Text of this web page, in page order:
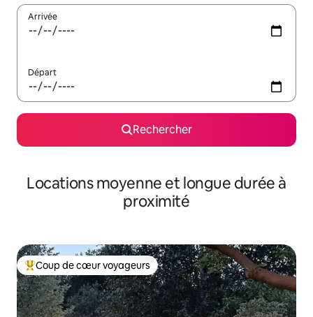
Arrivée
Départ
Rechercher
Locations moyenne et longue durée à
proximité
Coups de cœur voyageurs les plus appréciés
Coup de cœur voyageurs